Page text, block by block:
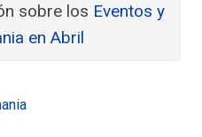
sobre los Eventos y
en Abril